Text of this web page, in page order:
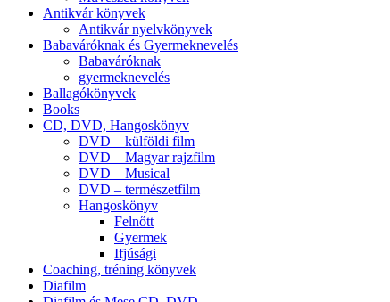
Antikvár könyvek
Antikvár nyelvkönyvek
Babaváróknak és Gyermeknevelés
Babaváróknak
gyermeknevelés
Ballagókönyvek
Books
CD, DVD, Hangoskönyv
DVD – külföldi film
DVD – Magyar rajzfilm
DVD – Musical
DVD – természetfilm
Hangoskönyv
Felnőtt
Gyermek
Ifjúsági
Coaching, tréning könyvek
Diafilm